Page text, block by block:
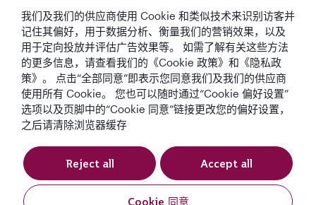
中东最佳航空公司全球最佳航空公司 全球最佳商务舱全球最佳商务舱休
息室
条款与条件 Cookie政策 隐私声明
我们及我们的供应商使用 Cookie 和类似技术来识别访客并
记住其偏好，用于数据分析、衡量我们的营销效果，以及
用于定向投放并评估广告效果等。 如需了解有关这些方法
的更多信息，请查看我们的《Cookie 政策》和《隐私政
策》。 点击“全部同意”即表示您同意我们及我们的供应商
使用所有 Cookie。 您也可以随时通过“Cookie 偏好设置”
选项以及页脚中的“Cookie 同意”链接更改您的偏好设置，
之后请清除浏览器缓存
Cookie 同意
Reject all Accept all